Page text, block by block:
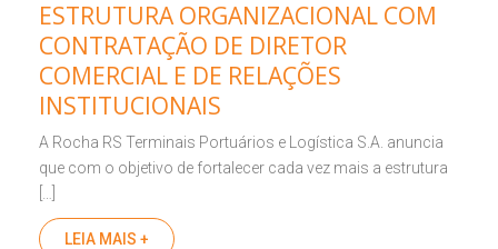
ESTRUTURA ORGANIZACIONAL COM
CONTRATAÇÃO DE DIRETOR
COMERCIAL E DE RELAÇÕES
INSTITUCIONAIS
A Rocha RS Terminais Portuários e Logística S.A. anuncia
que com o objetivo de fortalecer cada vez mais a estrutura
LEIA MAIS +